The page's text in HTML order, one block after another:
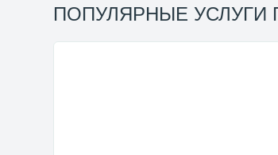
ПОПУЛЯРНЫЕ УСЛУГИ